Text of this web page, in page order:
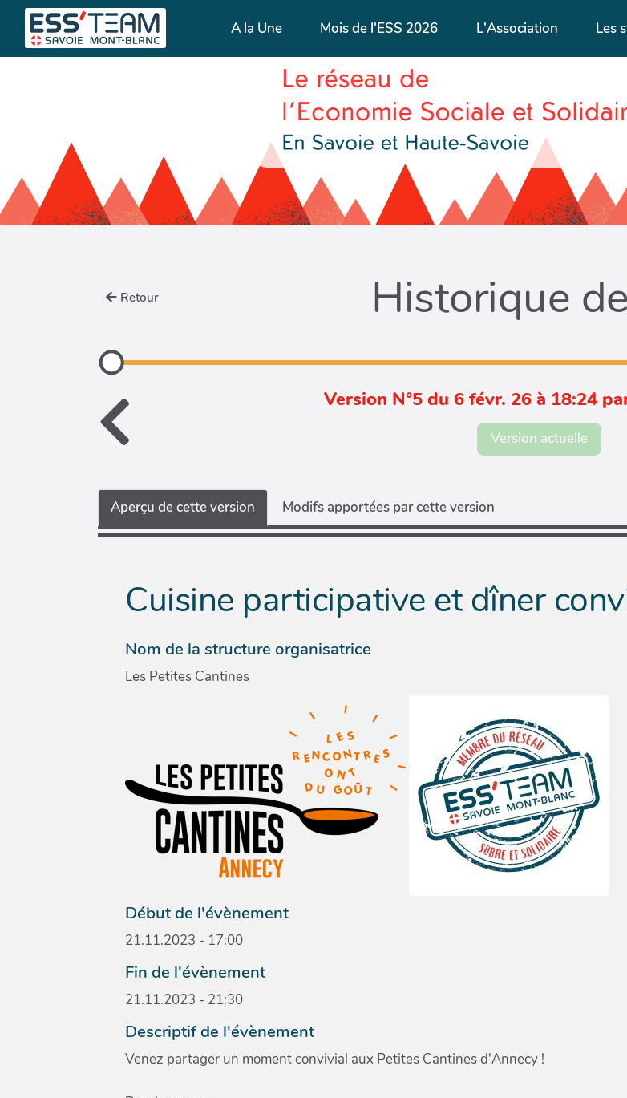
A la Une Mois de l'ESS 2026 L'Association Les
Retour Historique
Version N°5 du 6 févr. 26 à 18:24
Version actuelle
Aperçu de cette version Modifs apportées par cette version
Cuisine participative et dîner
Nom de la structure organisatrice
Les Petites Cantines
Début de l'évènement
21.11.2023 - 17:00
Fin de l'évènement
21.11.2023 - 21:30
Descriptif de l'évènement
Venez partager un moment convivial aux Petites Cantines d'Annecy !